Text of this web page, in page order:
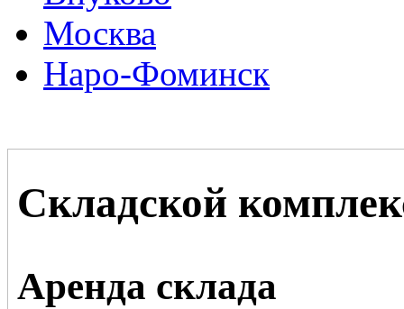
Москва
Наро-Фоминск
Складской
Аренда склада